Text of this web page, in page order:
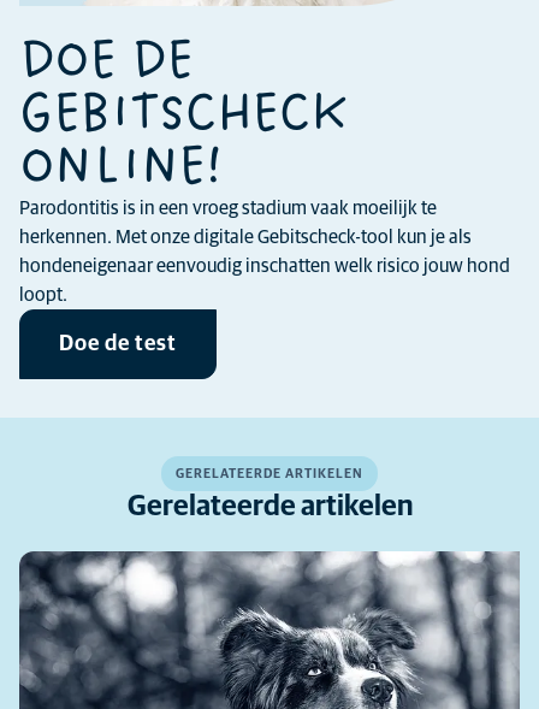
DOE DE
GEBITSCHECK
ONLINE!
Parodontitis is in een vroeg stadium vaak moeilijk te
herkennen. Met onze digitale Gebitscheck-tool kun je als
hondeneigenaar eenvoudig inschatten welk risico jouw hond
loopt.
Doe de test
GERELATEERDE ARTIKELEN
Gerelateerde artikelen